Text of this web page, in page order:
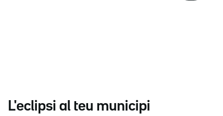
L'eclipsi al teu municipi